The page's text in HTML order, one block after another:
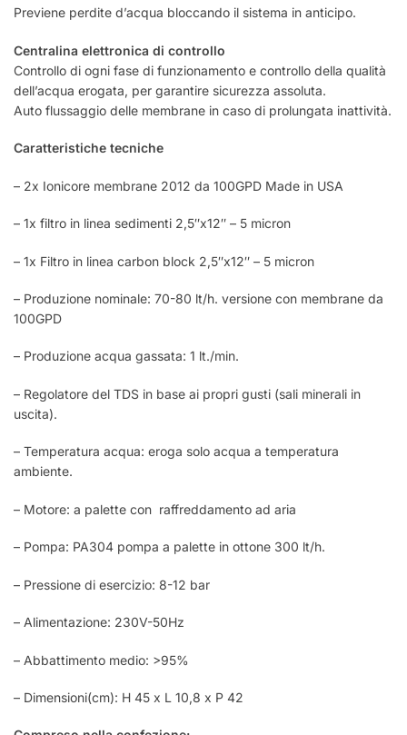
Previene perdite d’acqua bloccando il sistema in anticipo.
Centralina elettronica di controllo
Controllo di ogni fase di funzionamento e controllo della qualità
dell’acqua erogata, per garantire sicurezza assoluta.
Auto flussaggio delle membrane in caso di prolungata inattività.
Caratteristiche tecniche
– 2x Ionicore membrane 2012 da 100GPD Made in USA
– 1x filtro in linea sedimenti 2,5″x12″ – 5 micron
– 1x Filtro in linea carbon block 2,5″x12″ – 5 micron
– Produzione nominale: 70-80 lt/h. versione con membrane da
100GPD
– Produzione acqua gassata: 1 lt./min.
– Regolatore del TDS in base ai propri gusti (sali minerali in
uscita).
– Temperatura acqua: eroga solo acqua a temperatura
ambiente.
– Motore: a palette con raffreddamento ad aria
– Pompa: PA304 pompa a palette in ottone 300 lt/h.
– Pressione di esercizio: 8-12 bar
– Alimentazione: 230V-50Hz
– Abbattimento medio: >95%
– Dimensioni(cm): H 45 x L 10,8 x P 42